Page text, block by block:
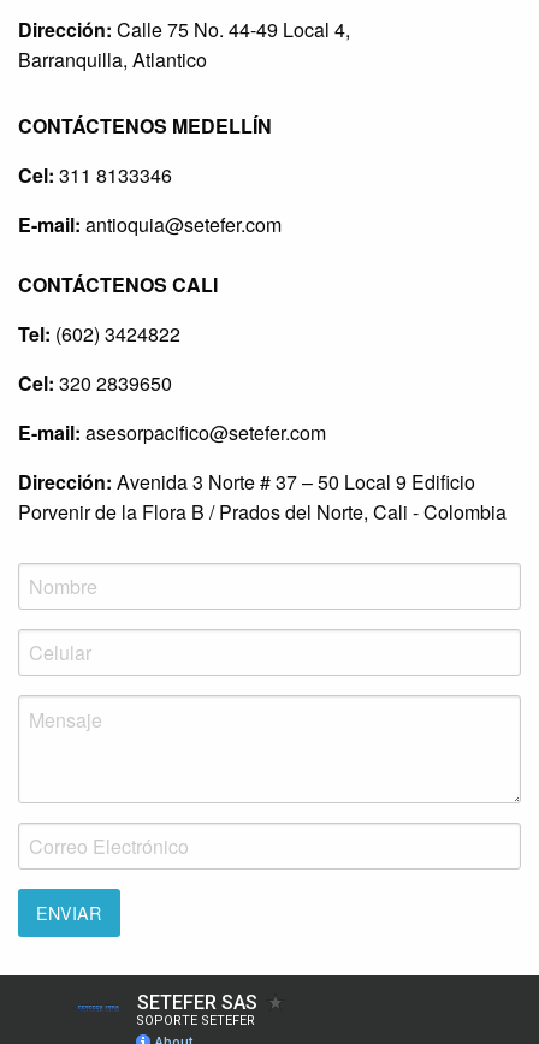
Dirección: Calle 75 No. 44-49 Local 4,
Barranquilla, Atlantico
CONTÁCTENOS MEDELLÍN
Cel: 311 8133346
E-mail: antioquia@setefer.com
CONTÁCTENOS CALI
Tel: (602) 3424822
Cel: 320 2839650
E-mail: asesorpacifico@setefer.com
Dirección: Avenida 3 Norte # 37 – 50 Local 9 Edificio
Porvenir de la Flora B / Prados del Norte, Cali - Colombia